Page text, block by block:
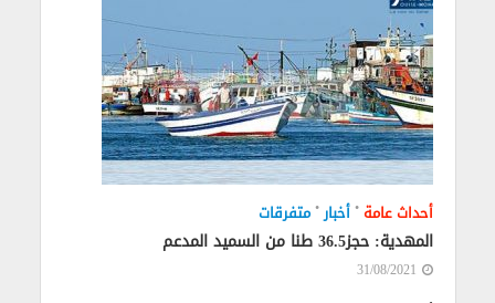
أحداث عامة • أخبار• متفرقات
المهدية: حجز36.5 طنا من السميد المدعم
31/08/2021